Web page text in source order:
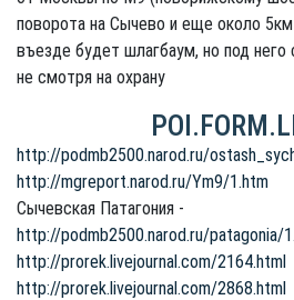
поворота на Сычево и еще около
въезде будет шлагбаум, но под
не смотря на охрану
http://podmb2500.narod.ru/
http://mgreport.narod.ru/Ym9/1.htm
Сычевская Патагония -
http://podmb2500.narod.ru/patagonia/
http://prorek.livejournal.com/2164.html
http://prorek.livejournal.com/2868.html